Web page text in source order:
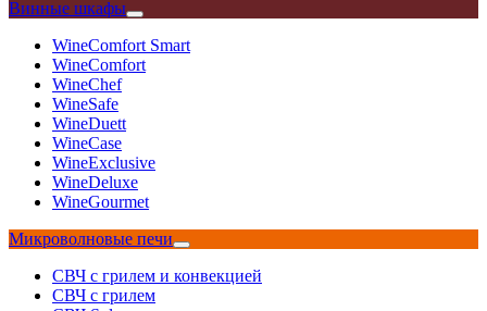
Винные шкафы
WineComfort Smart
WineComfort
WineChef
WineSafe
WineDuett
WineCase
WineExclusive
WineDeluxe
WineGourmet
Микроволновые печи
СВЧ с грилем и конвекцией
СВЧ с грилем